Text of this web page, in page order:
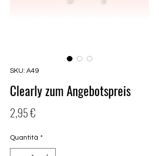
SKU: A49
Clearly zum Angebotspreis
2,95 €
Quantità *